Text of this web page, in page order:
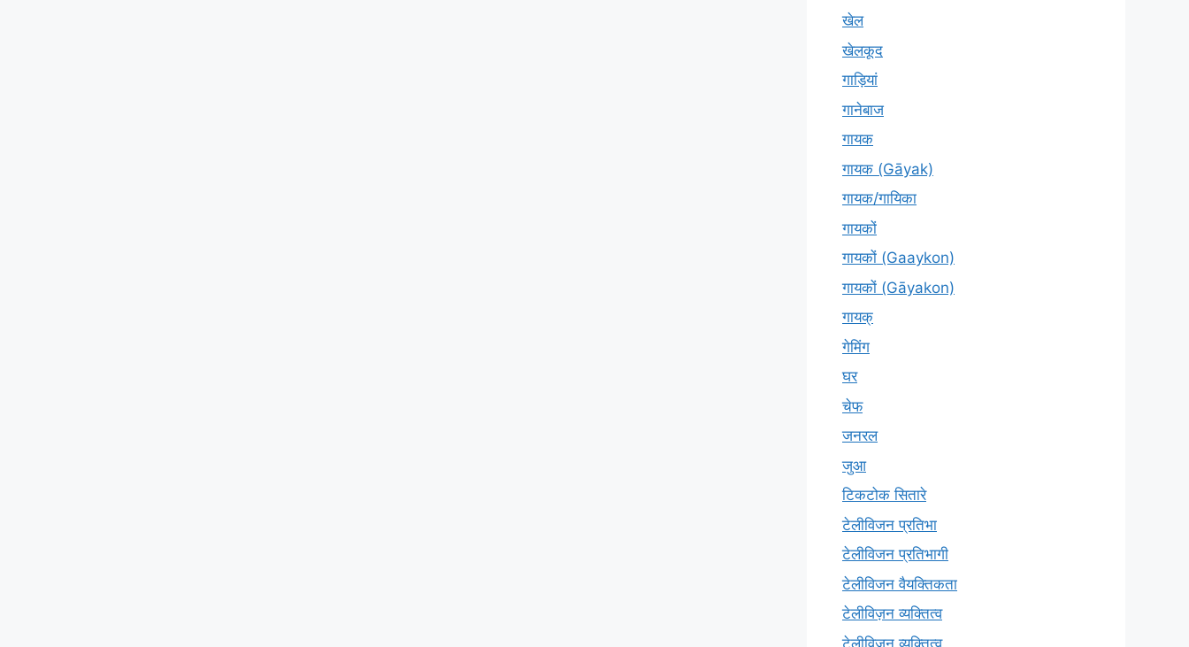
खेल
खेलकूद
गाड़ियां
गानेबाज
गायक
गायक (Gāyak)
गायक/गायिका
गायकों
गायकों (Gaaykon)
गायकों (Gāyakon)
गायक्
गेमिंग
घर
चेफ
जनरल
जुआ
टिकटोक सितारे
टेलीविजन प्रतिभा
टेलीविजन प्रतिभागी
टेलीविजन वैयक्तिकता
टेलीविज़न व्यक्तित्व
टेलीविजन व्यक्तित्व